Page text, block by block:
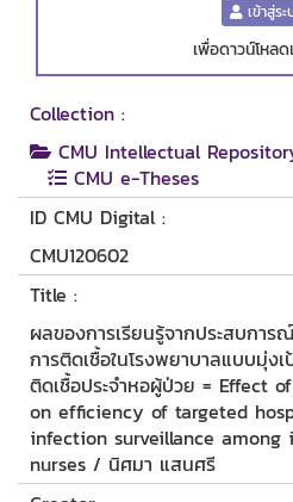
เข้าสู่ร
เพื่อดาวน์โหล
Collection :
CMU Intellectual
CMU e-Theses
ID CMU Digital :
CMU120602
Title :
ผลของการเรียนรู้จากประสบการ
การติดเชื้อในโรงพยาบาลแบบมุ่ง
ติดเชื้อประจำหอผู้ป่วย = Effect
on efficiency of targeted
infection surveillance
nurses / นิศมา แสนศรี